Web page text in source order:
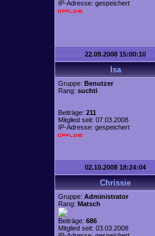
IP-Adresse: gespeichert
22.09.2008 15:00:10
Isa
Gruppe: Benutzer
Rang: suchti
Beiträge: 211
Mitglied seit: 07.03.2008
IP-Adresse: gespeichert
02.10.2008 18:24:04
Chrissie
Gruppe: Administrator
Rang: Matsch
Beiträge: 686
Mitglied seit: 03.03.2008